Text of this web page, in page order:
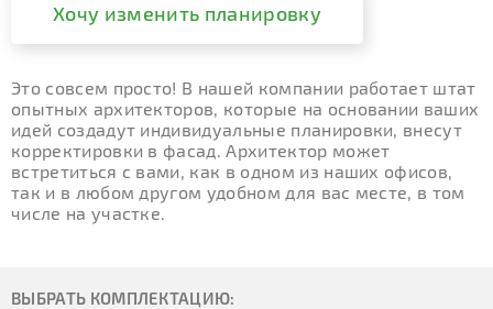
Хочу изменить планировку
Это совсем просто! В нашей компании работает штат
опытных архитекторов, которые на основании ваших
идей создадут индивидуальные планировки, внесут
корректировки в фасад. Архитектор может
встретиться с вами, как в одном из наших офисов,
так и в любом другом удобном для вас месте, в том
числе на участке.
ВЫБРАТЬ КОМПЛЕКТАЦИЮ: